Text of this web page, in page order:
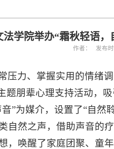
法学院举办“霜秋轻语
作者： 发布
压力、掌握实用的情绪
题朋辈心理支持活动，
”为媒介，设置了“自然
自然之声，借助声音的
，唤醒了家庭团聚、童